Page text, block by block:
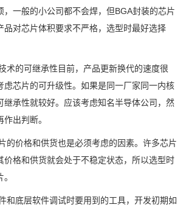
，一般的小公司都不会焊，但BGA封装的芯片
品对芯片体积要求不严格，选型时最好选择
术的可继承性目前，产品更新换代的速度很
虑芯片的可升级性。如果是同一厂家同一内核
继承性就较好。应该考虑知名半导体公司，然
出判断。
的价格和供货也是必须考虑的因素。许多芯片
价格和供货就会处于不稳定状态，所以选型时
和底层软件调试时要用到的工具，开发初期如